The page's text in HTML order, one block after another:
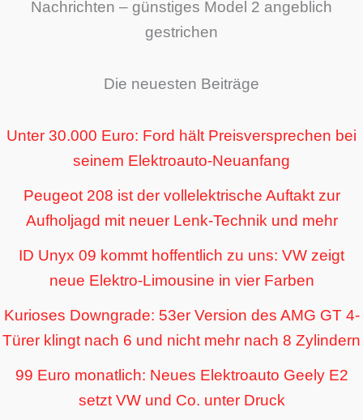
Nachrichten – günstiges Model 2 angeblich
gestrichen
Die neuesten Beiträge
Unter 30.000 Euro: Ford hält Preisversprechen bei
seinem Elektroauto-Neuanfang
Peugeot 208 ist der vollelektrische Auftakt zur
Aufholjagd mit neuer Lenk-Technik und mehr
ID Unyx 09 kommt hoffentlich zu uns: VW zeigt
neue Elektro-Limousine in vier Farben
Kurioses Downgrade: 53er Version des AMG GT 4-
Türer klingt nach 6 und nicht mehr nach 8 Zylindern
99 Euro monatlich: Neues Elektroauto Geely E2
setzt VW und Co. unter Druck